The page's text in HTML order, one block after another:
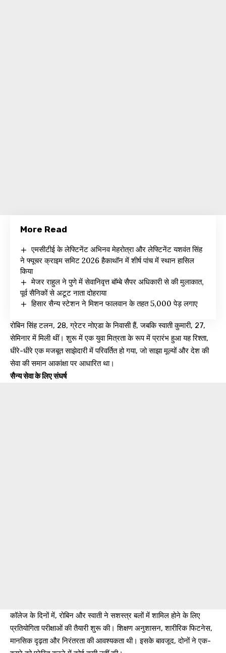
More Read
एमसीटीई के लेफ्टिनेंट अभिनव मेहरोत्रा और लेफ्टिनेंट यशवंत सिंह
ने फ्यूचर क्राइम समिट 2026 हैकाथॉन में शीर्ष पांच में स्थान हासिल
किया
मेजर राहुल ने पुणे में सेवानिवृत्त बॉम्बे सैपर अधिकारी से की मुलाकात,
पूर्व सैनिकों से अटूट नाता दोहराया
हिसार सैन्य स्टेशन ने मिशन फालवान के तहत 5,000 पेड़ लगाए
रोबिन सिंह टलन, 28, ग्रेटर नोएडा के निवासी हैं, जबकि स्वाती कुमारी, 27,
सेमिनार में मिली थीं। शुरू में एक युवा मित्रता के रूप में प्रारंभ हुआ यह रिश्ता,
धीरे-धीरे एक मजबूत साझेदारी में परिवर्तित हो गया, जो साझा मूल्यों और देश की
सेवा की समान आकांक्षा पर आधारित था।
सैन्य सेवा के लिए संघर्ष
कॉलेज के दिनों में, रोबिन और स्वाती ने सशस्त्र बलों में शामिल होने के लिए
प्रतियोगिता परीक्षाओं की तैयारी शुरू की। शिक्षण अनुशासन, शारीरिक फिटनेस,
मानसिक दृढ़ता और निरंतरता की आवश्यकता थी। इसके बावजूद, दोनों ने एक-